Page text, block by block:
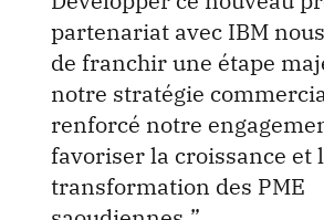
partenariat avec IBM
de franchir une étape
notre stratégie
renforcé notre
favoriser la croissance et
transformation des PME